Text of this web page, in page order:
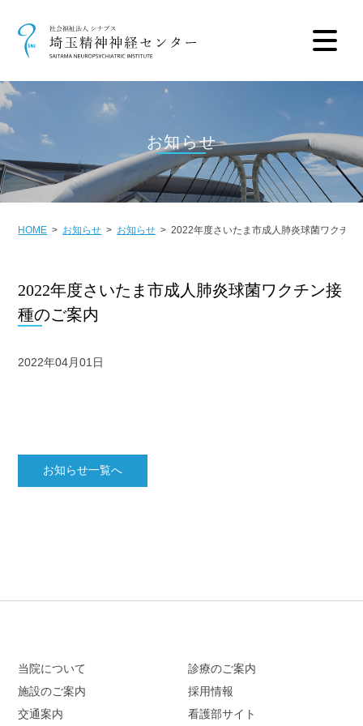
お知らせ
HOME お知らせ お知らせ 2022年度さいたま市成人肺炎球菌ワクチン
2022年度さいたま市成人肺炎球菌ワクチン接
種のご案内
2022年04月01日
お知らせ一覧へ
当院について
診療のご案内
施設のご案内
交通案内
採用情報
看護部サイト